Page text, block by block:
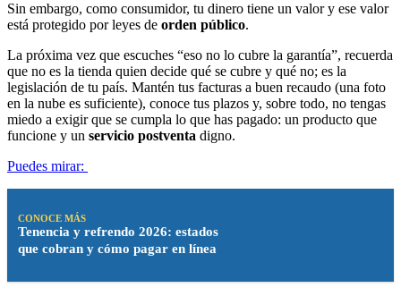
Sin embargo, como consumidor, tu dinero tiene un valor y ese valor
está protegido por leyes de orden público.
La próxima vez que escuches “eso no lo cubre la garantía”, recuerda
que no es la tienda quien decide qué se cubre y qué no; es la
legislación de tu país. Mantén tus facturas a buen recaudo (una foto
en la nube es suficiente), conoce tus plazos y, sobre todo, no tengas
miedo a exigir que se cumpla lo que has pagado: un producto que
funcione y un servicio postventa digno.
Puedes mirar:
CONOCE MÁS
Tenencia y refrendo 2026: estados
que cobran y cómo pagar en línea